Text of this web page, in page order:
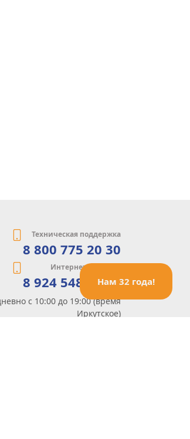
Нам 32 года!
Техническая поддержка
8 800 775 20 30
Интернет-магазин
8 924 548 85 07
с 10:00 до 19:00 (время
Иркутское)